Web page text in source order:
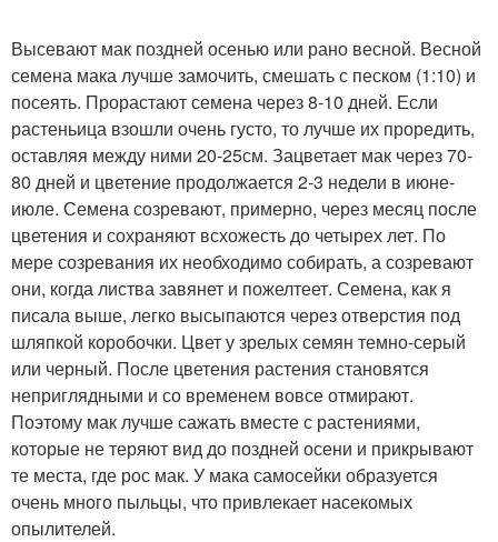
Высевают мак поздней осенью или рано весной. Весной
семена мака лучше замочить, смешать с песком (1:10) и
посеять. Прорастают семена через 8-10 дней. Если
растеньица взошли очень густо, то лучше их проредить,
оставляя между ними 20-25см. Зацветает мак через 70-
80 дней и цветение продолжается 2-3 недели в июне-
июле. Семена созревают, примерно, через месяц после
цветения и сохраняют всхожесть до четырех лет. По
мере созревания их необходимо собирать, а созревают
они, когда листва завянет и пожелтеет. Семена, как я
писала выше, легко высыпаются через отверстия под
шляпкой коробочки. Цвет у зрелых семян темно-серый
или черный. После цветения растения становятся
неприглядными и со временем вовсе отмирают.
Поэтому мак лучше сажать вместе с растениями,
которые не теряют вид до поздней осени и прикрывают
те места, где рос мак. У мака самосейки образуется
очень много пыльцы, что привлекает насекомых
опылителей.